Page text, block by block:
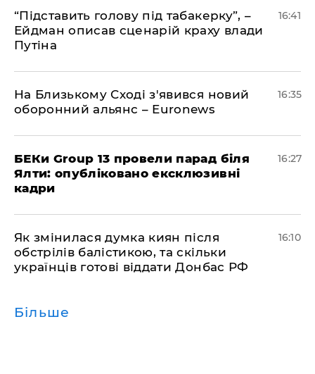
​“Підставить голову під табакерку”, –
Ейдман описав сценарій краху влади
Путіна
16:41
На Близькому Сході з'явився новий
оборонний альянс – Euronews
16:35
БЕКи Group 13 провели парад біля
Ялти: опубліковано ексклюзивні
кадри
16:27
Як змінилася думка киян після
обстрілів балістикою, та скільки
українців готові віддати Донбас РФ
16:10
Більше